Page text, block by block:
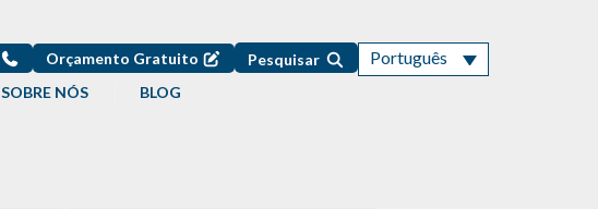
Orçamento Gratuito Pesquisar Português
SOBRE NÓS BLOG